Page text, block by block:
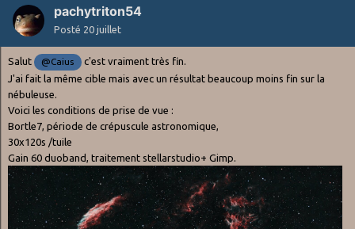
pachytriton54
Posté 20 juillet
Salut @Caius
c'est vraiment très fin.
J'ai fait la même cible mais avec un résultat beaucoup moins fin sur la
nébuleuse.
Voici les conditions de prise de vue :
Bortle7, période de crépuscule astronomique,
30x120s /tuile
Gain 60 duoband, traitement stellarstudio+ Gimp.